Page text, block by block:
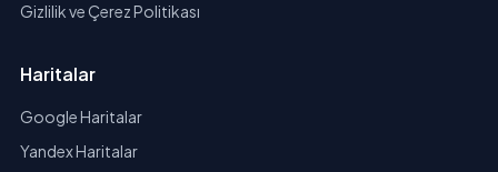
Gizlilik ve Çerez Politikası
Haritalar
Google Haritalar
Yandex Haritalar